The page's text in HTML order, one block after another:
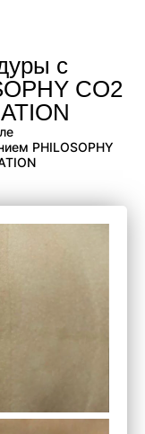
с
CO2
PHILOSOPHY